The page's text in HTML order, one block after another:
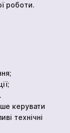
роботи.
керувати
технічні